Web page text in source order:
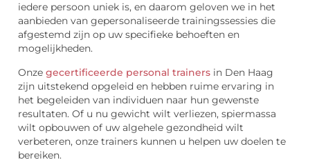
iedere persoon uniek is, en daarom geloven we in het
aanbieden van gepersonaliseerde trainingssessies die
afgestemd zijn op uw specifieke behoeften en
mogelijkheden.
Onze gecertificeerde personal trainers in Den Haag
zijn uitstekend opgeleid en hebben ruime ervaring in
het begeleiden van individuen naar hun gewenste
resultaten. Of u nu gewicht wilt verliezen, spiermassa
wilt opbouwen of uw algehele gezondheid wilt
verbeteren, onze trainers kunnen u helpen uw doelen te
bereiken.